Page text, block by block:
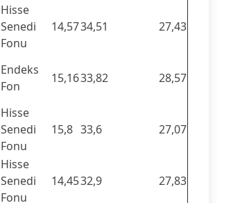
Hisse
Senedi
Fonu
14,5734,51 27,43
Endeks
Fon
15,1633,82 28,57
Hisse
Senedi
Fonu
15,8 33,6 27,07
Hisse
Senedi
Fonu
14,4532,9 27,83